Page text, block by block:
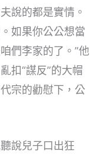
說的都是實情。
如果你公公想當
們李家的了。”他
扣“謀反”的大帽
宗的勸慰下，公
說兒子口出狂